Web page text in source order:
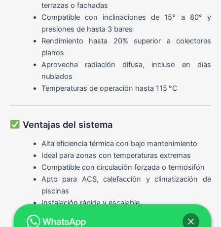
terrazas o fachadas
Compatible con inclinaciones de 15° a 80° y
presiones de hasta 3 bares
Rendimiento hasta 20% superior a colectores
planos
Aprovecha radiación difusa, incluso en días
nublados
Temperaturas de operación hasta 115 °C
Ventajas del sistema
Alta eficiencia térmica con bajo mantenimiento
Ideal para zonas con temperaturas extremas
Compatible con circulación forzada o termosifón
Apto para ACS, calefacción y climatización de
piscinas
Instalación rápida y escalable